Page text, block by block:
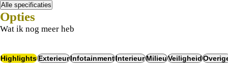
Alle specificaties
Opties
Wat ik nog meer heb
HighlightsExterieurInfotainmentInterieurMilieuVeiligheid